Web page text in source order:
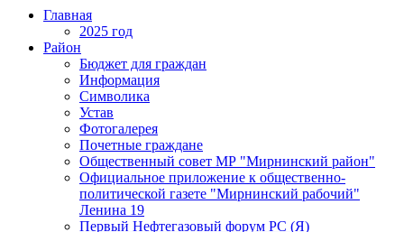
Главная
2025 год
Район
Бюджет для граждан
Информация
Символика
Устав
Фотогалерея
Почетные граждане
Общественный совет МР "Мирнинский район"
Официальное приложение к общественно-
политической газете "Мирнинский рабочий"
Ленина 19
Первый Нефтегазовый форум РС (Я)